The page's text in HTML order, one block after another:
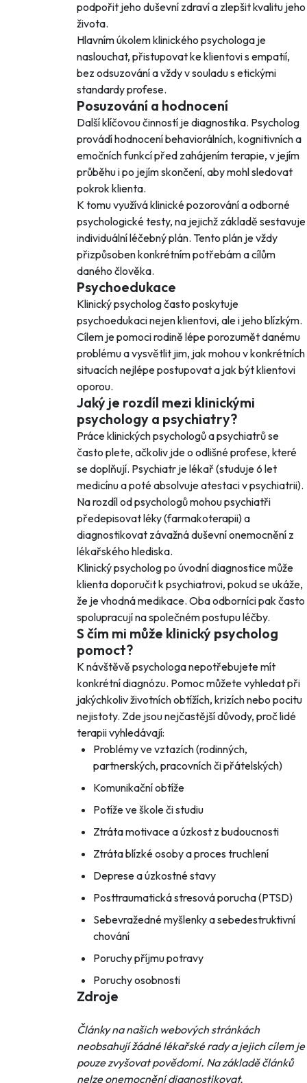
podpořit jeho duševní zdraví a zlepšit kvalitu jeho
života.
Hlavním úkolem klinického psychologa je
naslouchat, přistupovat ke klientovi s empatií,
bez odsuzování a vždy v souladu s etickými
standardy profese.
Posuzování a hodnocení
Další klíčovou činností je diagnostika. Psycholog
provádí hodnocení behaviorálních, kognitivních a
emočních funkcí před zahájením terapie, v jejím
průběhu i po jejím skončení, aby mohl sledovat
pokrok klienta.
K tomu využívá klinické pozorování a odborné
psychologické testy, na jejichž základě sestavuje
individuální léčebný plán. Tento plán je vždy
přizpůsoben konkrétním potřebám a cílům
daného člověka.
Psychoedukace
Klinický psycholog často poskytuje
psychoedukaci nejen klientovi, ale i jeho blízkým.
Cílem je pomoci rodině lépe porozumět danému
problému a vysvětlit jim, jak mohou v konkrétních
situacích nejlépe postupovat a jak být klientovi
oporou.
Jaký je rozdíl mezi klinickými
psychology a psychiatry?
Práce klinických psychologů a psychiatrů se
často plete, ačkoliv jde o odlišné profese, které
se doplňují. Psychiatr je lékař (studuje 6 let
medicínu a poté absolvuje atestaci v psychiatrii).
Na rozdíl od psychologů mohou psychiatři
předepisovat léky (farmakoterapii) a
diagnostikovat závažná duševní onemocnění z
lékařského hlediska.
Klinický psycholog po úvodní diagnostice může
klienta doporučit k psychiatrovi, pokud se ukáže,
že je vhodná medikace. Oba odborníci pak často
spolupracují na společném postupu léčby.
S čím mi může klinický psycholog
pomoct?
K návštěvě psychologa nepotřebujete mít
konkrétní diagnózu. Pomoc můžete vyhledat při
jakýchkoliv životních obtížích, krizích nebo pocitu
nejistoty. Zde jsou nejčastější důvody, proč lidé
terapii vyhledávají:
Problémy ve vztazích (rodinných,
partnerských, pracovních či přátelských)
Komunikační obtíže
Potíže ve škole či studiu
Ztráta motivace a úzkost z budoucnosti
Ztráta blízké osoby a proces truchlení
Deprese a úzkostné stavy
Posttraumatická stresová porucha (PTSD)
Sebevražedné myšlenky a sebedestruktivní
chování
Poruchy příjmu potravy
Poruchy osobnosti
Zdroje
Články na našich webových stránkách
neobsahují žádné lékařské rady a jejich cílem je
pouze zvyšovat povědomí. Na základě článků
nelze onemocnění diagnostikovat.